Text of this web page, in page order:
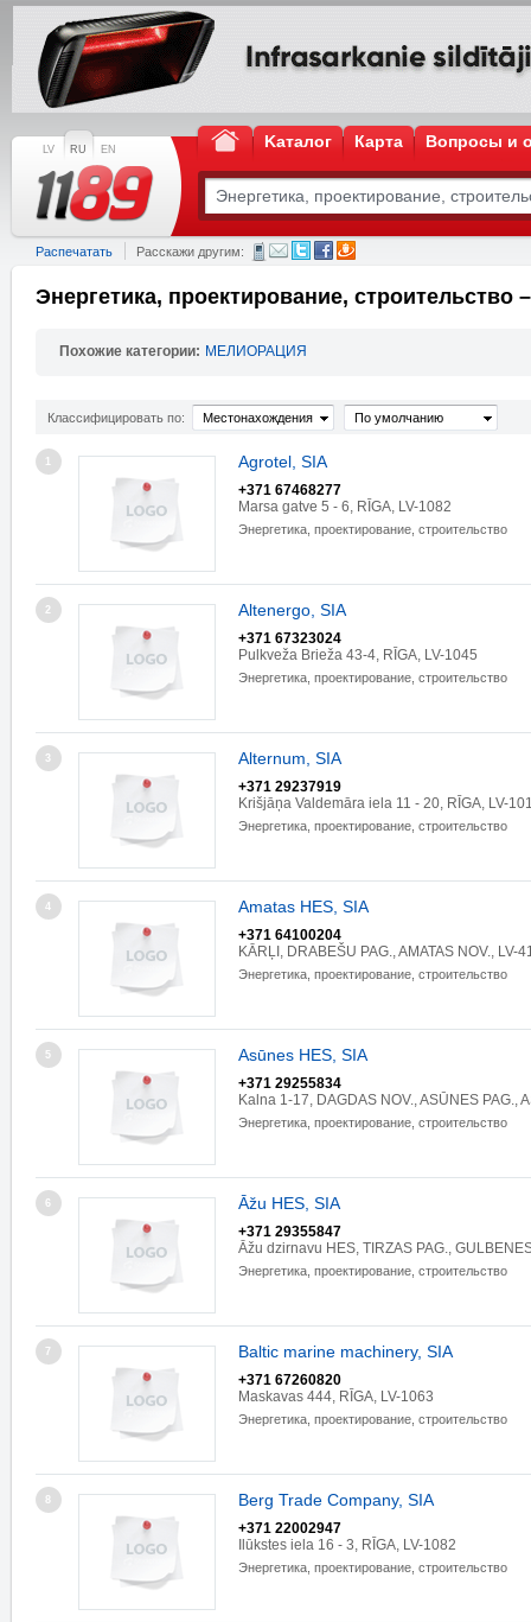
LV RU EN Kаталог Карта Вопросы и
Распечатать Расскажи другим:
Энергетика, проектирование, строительство
Похожие категории: МЕЛИОРАЦИЯ
Классифицировать по: Местонахождения По умолчанию
1 Agrotel, SIA
+371 67468277
Marsa gatve 5 - 6, RĪGA, LV-1082
Энергетика, проектирование, строительство
2 Altenergo, SIA
+371 67323024
Pulkveža Brieža 43-4, RĪGA, LV-1045
Энергетика, проектирование, строительство
3 Alternum, SIA
+371 29237919
Krišjāņa Valdemāra iela 11 - 20, RĪGA, LV-
Энергетика, проектирование, строительство
4 Amatas HES, SIA
+371 64100204
KĀRĻI, DRABEŠU PAG., AMATAS NOV., LV-
Энергетика, проектирование, строительство
5 Asūnes HES, SIA
+371 29255834
Kalna 1-17, DAGDAS NOV., ASŪNES PAG.,
Энергетика, проектирование, строительство
6 Āžu HES, SIA
+371 29355847
Āžu dzirnavu HES, TIRZAS PAG.,
Энергетика, проектирование, строительство
7 Baltic marine machinery, SIA
+371 67260820
Maskavas 444, RĪGA, LV-1063
Энергетика, проектирование, строительство
8 Berg Trade Company, SIA
+371 22002947
Ilūkstes iela 16 - 3, RĪGA, LV-1082
Энергетика, проектирование, строительство